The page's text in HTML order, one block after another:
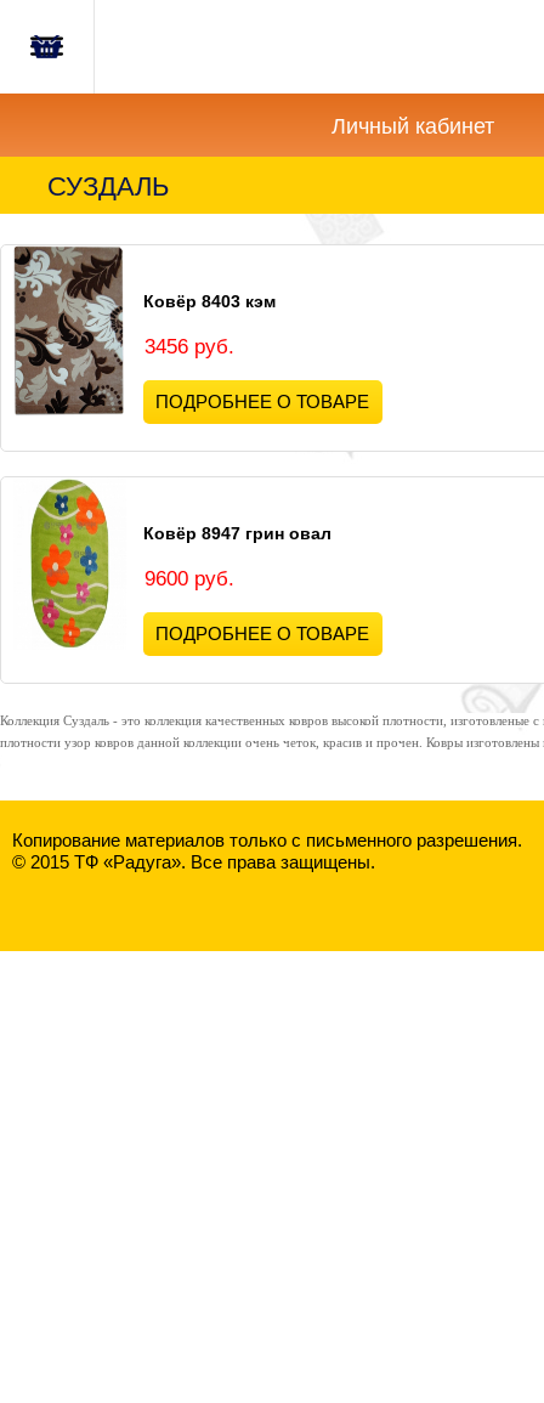
Главная
Новости
Акции
Как
купить?
Вопросы-
Отзывы
Контакты
Корзина
Личный кабинет
СУЗДАЛЬ
Ковёр 8403 кэм
3456 руб.
ПОДРОБНЕЕ О ТОВАРЕ
Ковёр 8947 грин овал
9600 руб.
ПОДРОБНЕЕ О ТОВАРЕ
Коллекция Суздаль - это коллекция качественных ковров высокой плотности,
плотности узор ковров данной коллекции очень четок, красив и прочен. Ковры
Копирование материалов только с письменного разрешения.
© 2015 ТФ «Радуга». Все права защищены.